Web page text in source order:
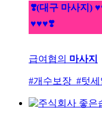
❣️(대구 마사지)
♥♥♥❣️
급여협의 마사지
#개수보장 #텃